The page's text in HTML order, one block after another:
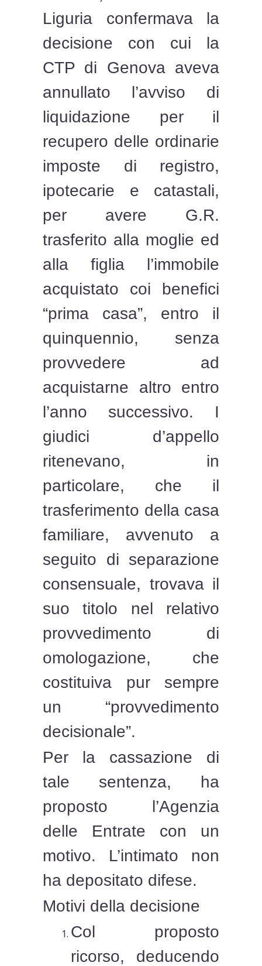
Liguria confermava la
decisione con cui la
CTP di Genova aveva
annullato l’avviso di
liquidazione per il
recupero delle ordinarie
imposte di registro,
ipotecarie e catastali,
per avere G.R.
trasferito alla moglie ed
alla figlia l’immobile
acquistato coi benefici
“prima casa”, entro il
quinquennio, senza
provvedere ad
acquistarne altro entro
l’anno successivo. I
giudici d’appello
ritenevano, in
particolare, che il
trasferimento della casa
familiare, avvenuto a
seguito di separazione
consensuale, trovava il
suo titolo nel relativo
provvedimento di
omologazione, che
costituiva pur sempre
un “provvedimento
decisionale”.
Per la cassazione di
tale sentenza, ha
proposto l’Agenzia
delle Entrate con un
motivo. L’intimato non
ha depositato difese.
Motivi della decisione
Col proposto
ricorso, deducendo